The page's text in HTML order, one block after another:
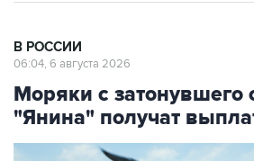
В РОССИИ
06:04, 6 августа 2026
Моряки с затонувшего
"Янина" получат